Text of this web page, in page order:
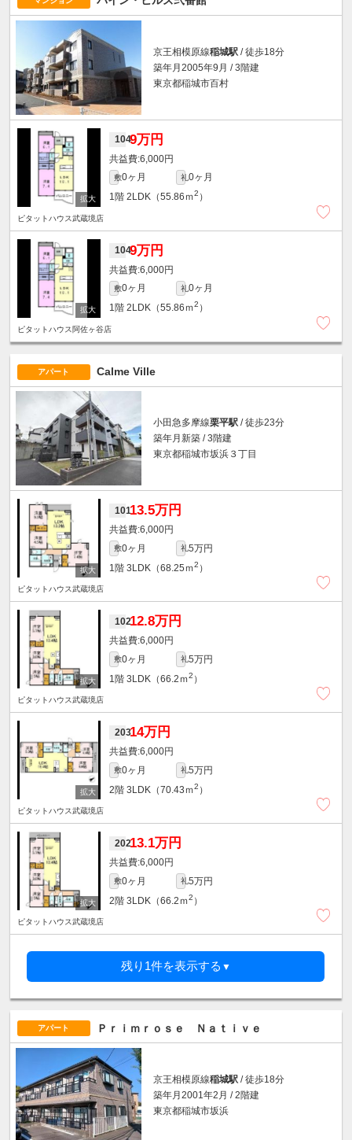
京王相模原線稲城駅 / 徒歩18分
築年月2005年9月 / 3階建
東京都稲城市百村
1049万円
6,000円
敷0ヶ月 礼0ヶ月
1階 2LDK（55.86ｍ2 ）
ピタットハウス武蔵境店
1049万円
6,000円
敷0ヶ月 礼0ヶ月
1階 2LDK（55.86ｍ2 ）
ピタットハウス阿佐ヶ谷店
アパート Calme Ville
小田急多摩線栗平駅 / 徒歩23分
築年月新築 / 3階建
東京都稲城市坂浜３丁目
10113.5万円
6,000円
敷0ヶ月 礼5万円
1階 3LDK（68.25ｍ2 ）
ピタットハウス武蔵境店
10212.8万円
6,000円
敷0ヶ月 礼5万円
1階 3LDK（66.2ｍ2 ）
ピタットハウス武蔵境店
20314万円
6,000円
敷0ヶ月 礼5万円
2階 3LDK（70.43ｍ2 ）
ピタットハウス武蔵境店
20213.1万円
6,000円
敷0ヶ月 礼5万円
2階 3LDK（66.2ｍ2 ）
ピタットハウス武蔵境店
残り1件を表示する ▼
アパート Ｐｒｉｍｒｏｓｅ Ｎａｔｉｖｅ
京王相模原線稲城駅 / 徒歩18分
築年月2001年2月 / 2階建
東京都稲城市坂浜